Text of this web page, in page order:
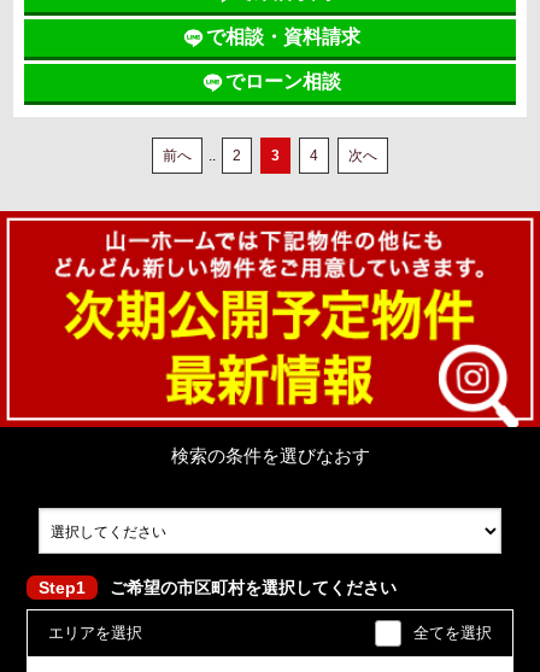
で相談・資料請求
でローン相談
前へ .. 2 3 4 次へ
検索の条件を選びなおす
Step1 ご希望の市区町村を選択してください
エリアを選択 全てを選択